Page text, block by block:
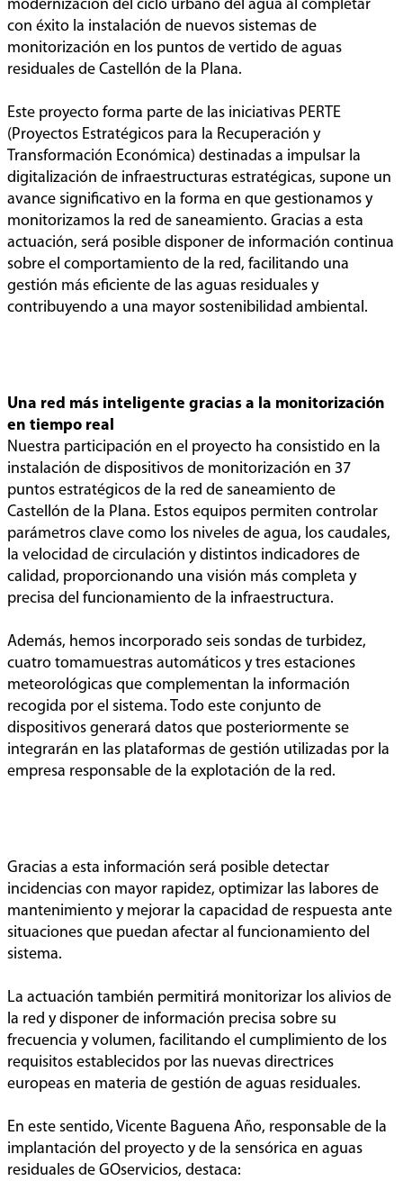
modernización del ciclo urbano del agua al completar
con éxito la instalación de nuevos sistemas de
monitorización en los puntos de vertido de aguas
residuales de Castellón de la Plana.
Este proyecto forma parte de las iniciativas PERTE
(Proyectos Estratégicos para la Recuperación y
Transformación Económica) destinadas a impulsar la
digitalización de infraestructuras estratégicas, supone un
avance significativo en la forma en que gestionamos y
monitorizamos la red de saneamiento. Gracias a esta
actuación, será posible disponer de información continua
sobre el comportamiento de la red, facilitando una
gestión más eficiente de las aguas residuales y
contribuyendo a una mayor sostenibilidad ambiental.
Una red más inteligente gracias a la monitorización
en tiempo real
Nuestra participación en el proyecto ha consistido en la
instalación de dispositivos de monitorización en 37
puntos estratégicos de la red de saneamiento de
Castellón de la Plana. Estos equipos permiten controlar
parámetros clave como los niveles de agua, los caudales,
la velocidad de circulación y distintos indicadores de
calidad, proporcionando una visión más completa y
precisa del funcionamiento de la infraestructura.
Además, hemos incorporado seis sondas de turbidez,
cuatro tomamuestras automáticos y tres estaciones
meteorológicas que complementan la información
recogida por el sistema. Todo este conjunto de
dispositivos generará datos que posteriormente se
integrarán en las plataformas de gestión utilizadas por la
empresa responsable de la explotación de la red.
Gracias a esta información será posible detectar
incidencias con mayor rapidez, optimizar las labores de
mantenimiento y mejorar la capacidad de respuesta ante
situaciones que puedan afectar al funcionamiento del
sistema.
La actuación también permitirá monitorizar los alivios de
la red y disponer de información precisa sobre su
frecuencia y volumen, facilitando el cumplimiento de los
requisitos establecidos por las nuevas directrices
europeas en materia de gestión de aguas residuales.
En este sentido, Vicente Baguena Año, responsable de la
implantación del proyecto y de la sensórica en aguas
residuales de GOservicios, destaca: